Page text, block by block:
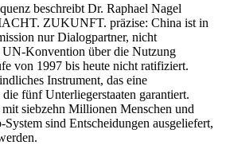
beschreibt Dr. Raphael Nagel
ZUKUNFT. präzise: China ist in
nur Dialogpartner, nicht
Konvention über die Nutzung
von 1997 bis heute nicht ratifiziert.
Instrument, das eine
fünf Unterliegerstaaten garantiert.
siebzehn Millionen Menschen und
sind Entscheidungen ausgeliefert,